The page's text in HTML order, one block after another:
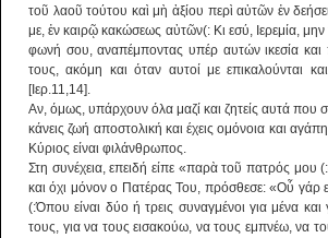
τοῦ λαοῦ τούτου καὶ μὴ ἀξίου περὶ αὐτῶν ἐν
με, ἐν καιρῷ κακώσεως αὐτῶν(: Κι εσύ, Ιερεμία,
φωνή σου, αναπέμποντας υπέρ αυτών ικεσία
τους, ακόμη και όταν αυτοί με επικαλούνται
[Ιερ.11,14].
Αν, όμως, υπάρχουν όλα μαζί και ζητείς αυτά που
κάνεις ζωή αποστολική και έχεις ομόνοια και
Κύριος είναι φιλάνθρωπος.
Στη συνέχεια, επειδή είπε «παρὰ τοῦ πατρός μου
και όχι μόνον ο Πατέρας Του, πρόσθεσε: «Οὗ γάρ
(:Όπου είναι δύο ή τρεις συναγμένοι για μένα
τους, για να τους εισακούω, να τους εμπνέω, να